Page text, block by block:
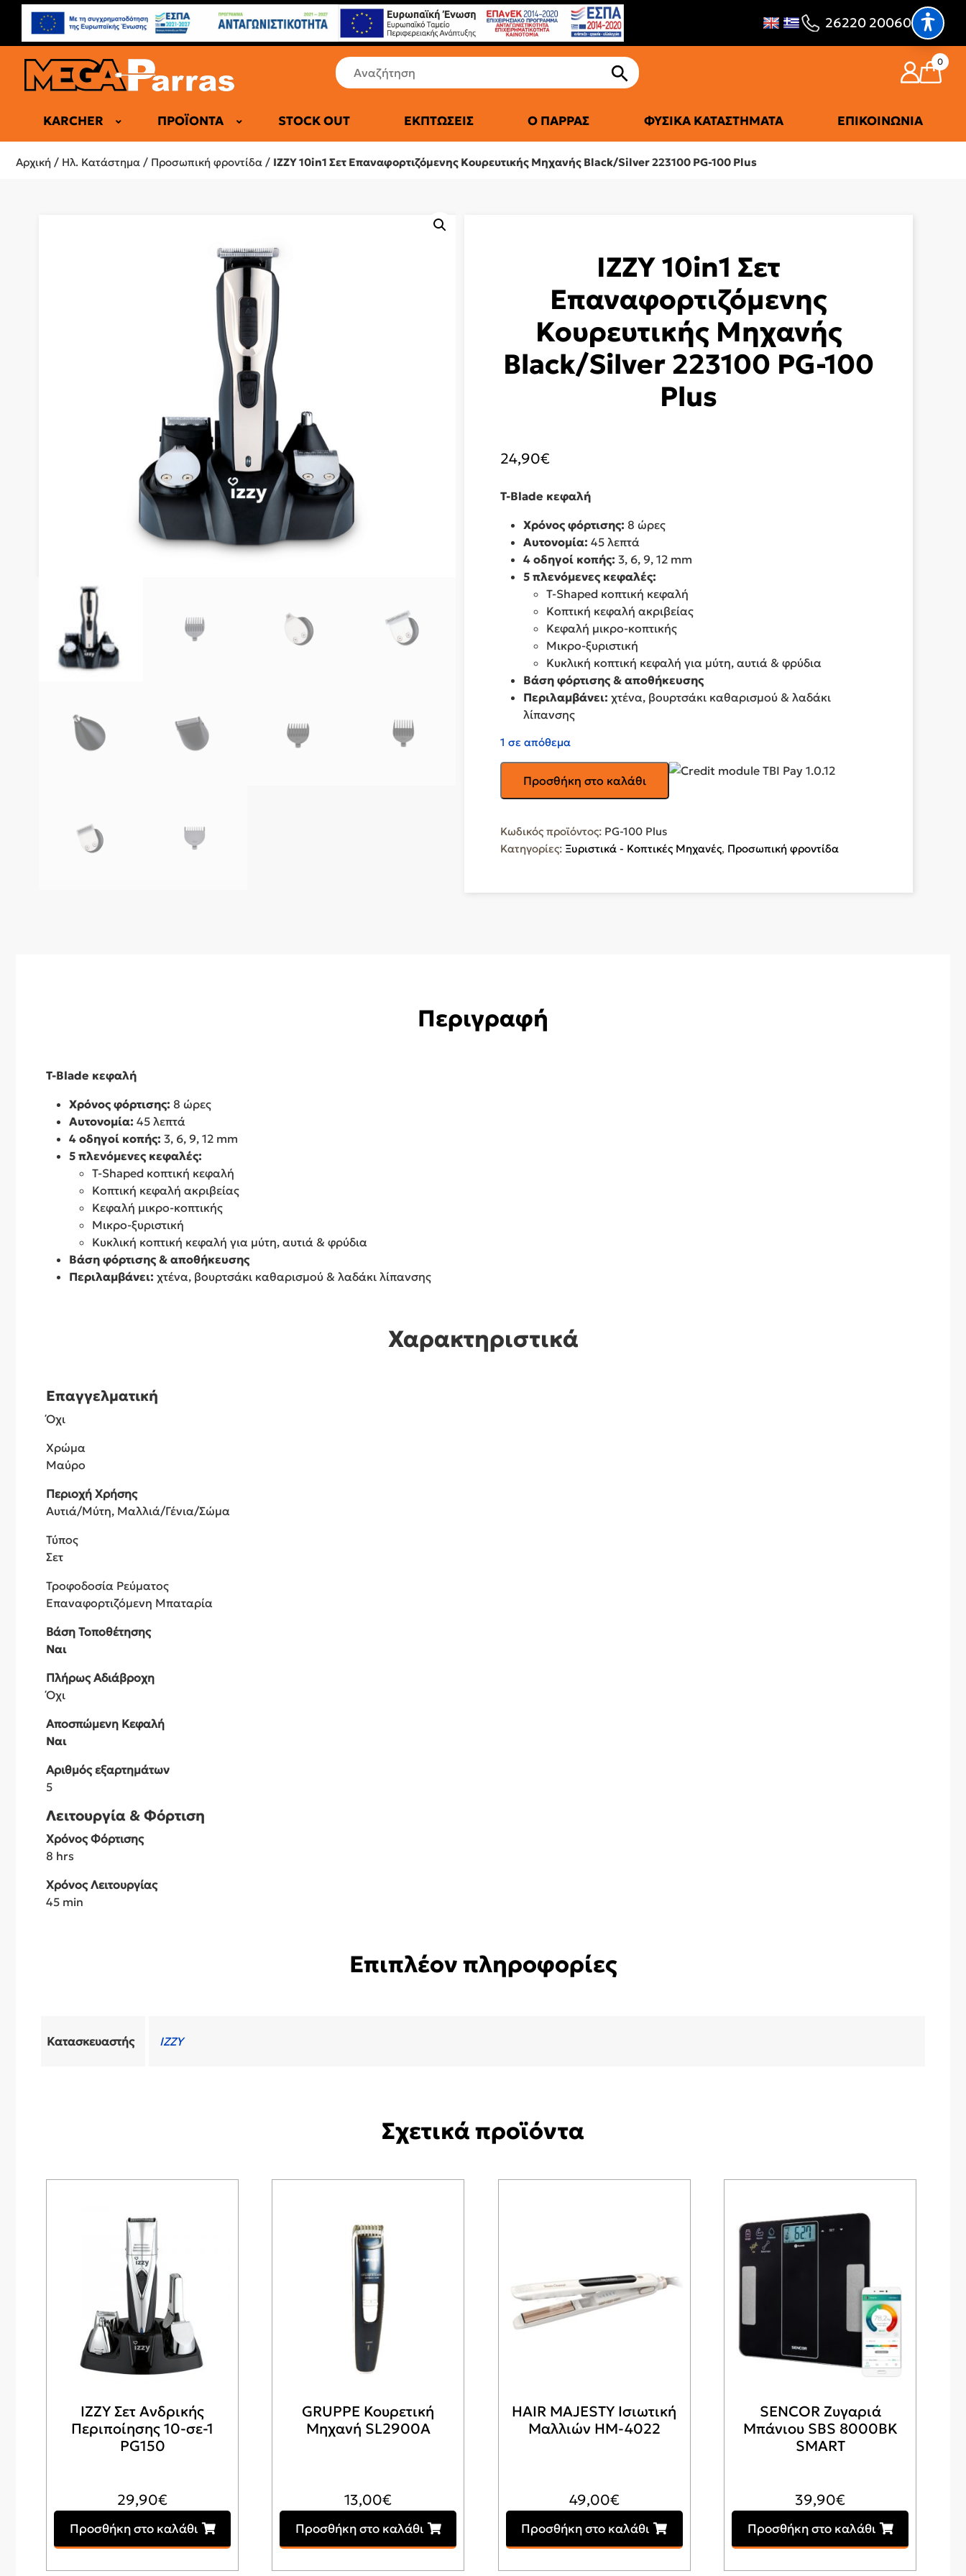
26220 20060
0
KARCHER ΠΡΟΪΌΝΤΑ
ΕΠΑΓΓΕΛΜΑΤΙΚΆ ΨΥΓΕΊΑ
STOCK OUT ΕΚΠΤΏΣΕΙΣ Ο ΠΑΡΡΆΣ ΦΥΣΙΚΆ ΚΑΤΑΣΤΉΜΑΤΑ ΕΠΙΚΟΙΝΩΝΊΑ
Αρχική / Ηλ. Κατάστημα / Προσωπική φροντίδα / IZZY 10in1 Σετ Επαναφορτιζόμενης Κουρευτικής Μηχανής Black/Silver 223100 PG-100 Plus
IZZY 10in1 Σετ
Επαναφορτιζόμενης
Κουρευτικής Μηχανής
Black/Silver 223100 PG-100
Plus
24,90€
T-Blade κεφαλή
Χρόνος φόρτισης: 8 ώρες
Αυτονομία: 45 λεπτά
4 οδηγοί κοπής: 3, 6, 9, 12 mm
5 πλενόμενες κεφαλές:
T-Shaped κοπτική κεφαλή
Κοπτική κεφαλή ακριβείας
Κεφαλή μικρο-κοπτικής
Μικρο-ξυριστική
Κυκλική κοπτική κεφαλή για μύτη, αυτιά & φρύδια
Βάση φόρτισης & αποθήκευσης
Περιλαμβάνει: χτένα, βουρτσάκι καθαρισμού & λαδάκι
λίπανσης
1 σε απόθεμα
10in1
Κουρευτικής
Μηχανής
223100
Προσθήκη στο καλάθι
Κωδικός προϊόντος: PG-100 Plus
Κατηγορίες: Ξυριστικά - Κοπτικές Μηχανές, Προσωπική φροντίδα
Περιγραφή
T-Blade κεφαλή
Χρόνος φόρτισης: 8 ώρες
Αυτονομία: 45 λεπτά
4 οδηγοί κοπής: 3, 6, 9, 12 mm
5 πλενόμενες κεφαλές:
T-Shaped κοπτική κεφαλή
Κοπτική κεφαλή ακριβείας
Κεφαλή μικρο-κοπτικής
Μικρο-ξυριστική
Κυκλική κοπτική κεφαλή για μύτη, αυτιά & φρύδια
Βάση φόρτισης & αποθήκευσης
Περιλαμβάνει: χτένα, βουρτσάκι καθαρισμού & λαδάκι λίπανσης
Χαρακτηριστικά
Επαγγελματική
Όχι
Χρώμα
Μαύρο
Περιοχή Χρήσης
Αυτιά/Μύτη, Μαλλιά/Γένια/Σώμα
Τύπος
Σετ
Τροφοδοσία Ρεύματος
Επαναφορτιζόμενη Μπαταρία
Βάση Τοποθέτησης
Ναι
Πλήρως Αδιάβροχη
Όχι
Αποσπώμενη Κεφαλή
Ναι
Αριθμός εξαρτημάτων
5
Λειτουργία & Φόρτιση
Χρόνος Φόρτισης
8 hrs
Χρόνος Λειτουργίας
45 min
Επιπλέον πληροφορίες
Κατασκευαστής IZZY
Σχετικά προϊόντα
IZZY Σετ Ανδρικής
Περιποίησης 10-σε-1
PG150
29,90€
Προσθήκη στο καλάθι
GRUPPE Κουρετική
Μηχανή SL2900A
13,00€
Προσθήκη στο καλάθι
HAIR MAJESTY Ισιωτική
Μαλλιών HM-4022
49,00€
Προσθήκη στο καλάθι
SENCOR Ζυγαριά
Mπάνιου SBS 8000BK
SMART
39,90€
Προσθήκη στο καλάθι